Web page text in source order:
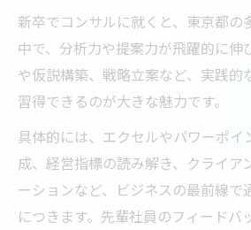
新卒でコンサルに就くと、東京都の
中で、分析力や提案力が飛躍的に伸
や仮説構築、戦略立案など、実践的
習得できるのが大きな魅力です。
具体的には、エクセルやパワーポイ
成、経営指標の読み解き、クライア
ーションなど、ビジネスの最前線で
につきます。先輩社員のフィードバ